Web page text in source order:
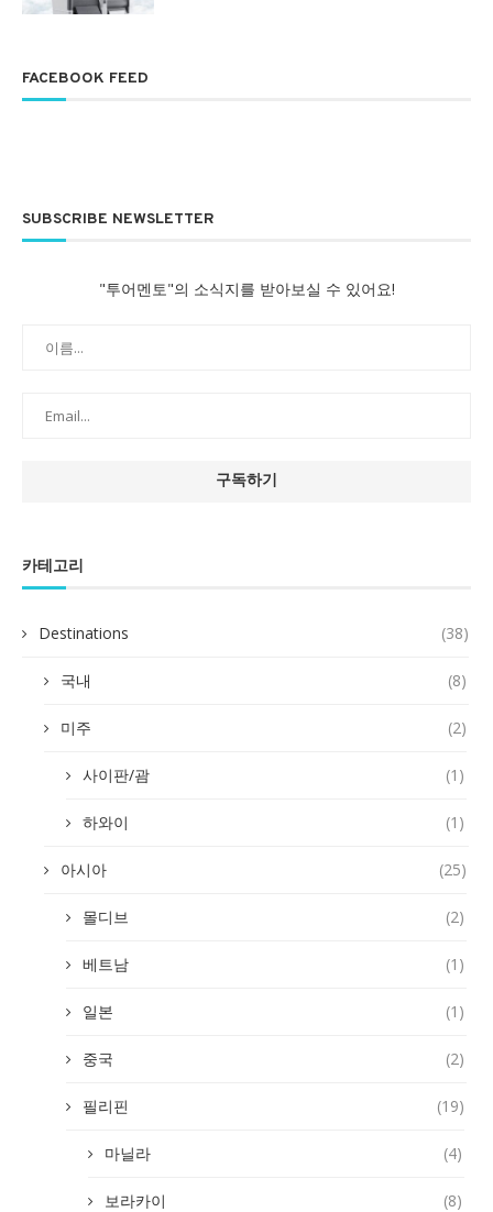
FACEBOOK FEED
SUBSCRIBE NEWSLETTER
"투어멘토"의 소식지를 받아보실 수 있어요!
카테고리
Destinations (38)
국내 (8)
미주 (2)
사이판/괌 (1)
하와이 (1)
아시아 (25)
몰디브 (2)
베트남 (1)
일본 (1)
중국 (2)
필리핀 (19)
마닐라 (4)
보라카이 (8)